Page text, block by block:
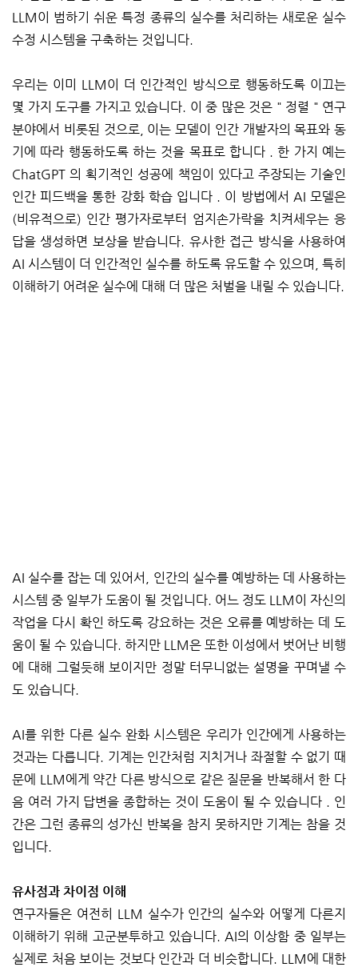
LLM이 범하기 쉬운 특정 종류의 실수를 처리하는 새로운 실수
수정 시스템을 구축하는 것입니다.
우리는 이미 LLM이 더 인간적인 방식으로 행동하도록 이끄는
몇 가지 도구를 가지고 있습니다. 이 중 많은 것은 " 정렬 " 연구
분야에서 비롯된 것으로, 이는 모델이 인간 개발자의 목표와 동
기에 따라 행동하도록 하는 것을 목표로 합니다 . 한 가지 예는
ChatGPT 의 획기적인 성공에 책임이 있다고 주장되는 기술인
인간 피드백을 통한 강화 학습 입니다 . 이 방법에서 AI 모델은
(비유적으로) 인간 평가자로부터 엄지손가락을 치켜세우는 응
답을 생성하면 보상을 받습니다. 유사한 접근 방식을 사용하여
AI 시스템이 더 인간적인 실수를 하도록 유도할 수 있으며, 특히
이해하기 어려운 실수에 대해 더 많은 처벌을 내릴 수 있습니다.
AI 실수를 잡는 데 있어서, 인간의 실수를 예방하는 데 사용하는
시스템 중 일부가 도움이 될 것입니다. 어느 정도 LLM이 자신의
작업을 다시 확인 하도록 강요하는 것은 오류를 예방하는 데 도
움이 될 수 있습니다. 하지만 LLM은 또한 이성에서 벗어난 비행
에 대해 그럴듯해 보이지만 정말 터무니없는 설명을 꾸며낼 수
도 있습니다.
AI를 위한 다른 실수 완화 시스템은 우리가 인간에게 사용하는
것과는 다릅니다. 기계는 인간처럼 지치거나 좌절할 수 없기 때
문에 LLM에게 약간 다른 방식으로 같은 질문을 반복해서 한 다
음 여러 가지 답변을 종합하는 것이 도움이 될 수 있습니다 . 인
간은 그런 종류의 성가신 반복을 참지 못하지만 기계는 참을 것
입니다.
유사점과 차이점 이해
연구자들은 여전히 ​​LLM 실수가 인간의 실수와 어떻게 다른지
이해하기 위해 고군분투하고 있습니다. AI의 이상함 중 일부는
실제로 처음 보이는 것보다 인간과 더 비슷합니다. LLM에 대한